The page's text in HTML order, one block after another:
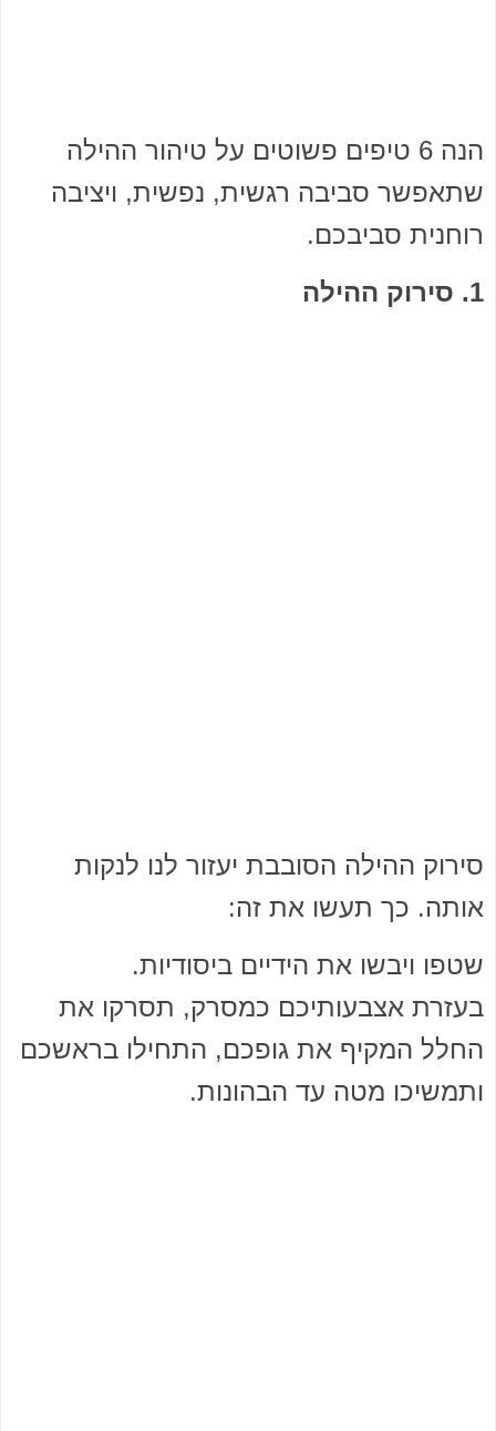
הנה 6 טיפים פשוטים על טיהור ההילה
שתאפשר סביבה רגשית, נפשית, ויציבה
רוחנית סביבכם.
1. סירוק ההילה
סירוק ההילה הסובבת יעזור לנו לנקות
אותה. כך תעשו את זה:
שטפו ויבשו את הידיים ביסודיות.
בעזרת אצבעותיכם כמסרק, תסרקו את
החלל המקיף את גופכם, התחילו בראשכם
ותמשיכו מטה עד הבהונות.